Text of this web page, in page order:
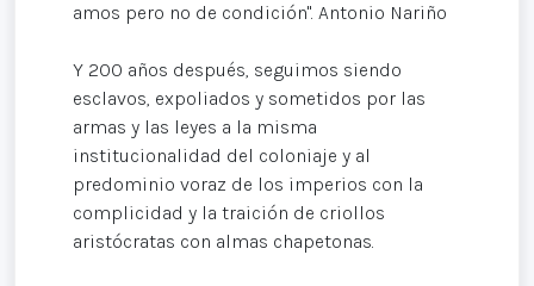
amos pero no de condición". Antonio Nariño
Y 200 años después, seguimos siendo
esclavos, expoliados y sometidos por las
armas y las leyes a la misma
institucionalidad del coloniaje y al
predominio voraz de los imperios con la
complicidad y la traición de criollos
aristócratas con almas chapetonas.